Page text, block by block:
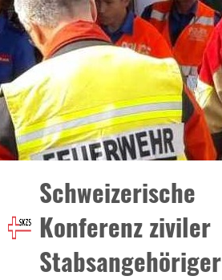
Schweizerische
Konferenz ziviler
Stabsangehöriger